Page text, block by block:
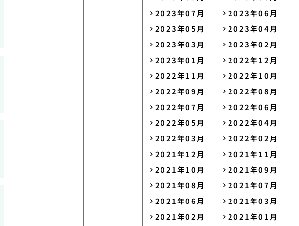
2023年07月
2023年06月
2023年05月
2023年04月
2023年03月
2023年02月
2023年01月
2022年12月
2022年11月
2022年10月
2022年09月
2022年08月
2022年07月
2022年06月
2022年05月
2022年04月
2022年03月
2022年02月
2021年12月
2021年11月
2021年10月
2021年09月
2021年08月
2021年07月
2021年06月
2021年03月
2021年02月
2021年01月